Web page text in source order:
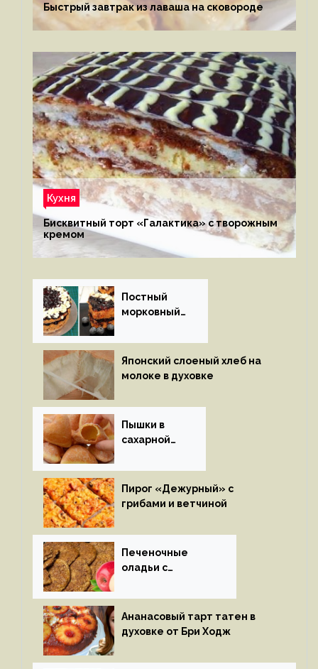
Быстрый завтрак из лаваша на сковороде
Кухня
Бисквитный торт «Галактика» с творожным
кремом
Постный
морковный
Японский слоеный хлеб на
молоке в духовке
Пышки в
сахарной
Пирог «Дежурный» с
грибами и ветчиной
Печеночные
оладьи с
Ананасовый тарт татен в
духовке от Бри Ходж